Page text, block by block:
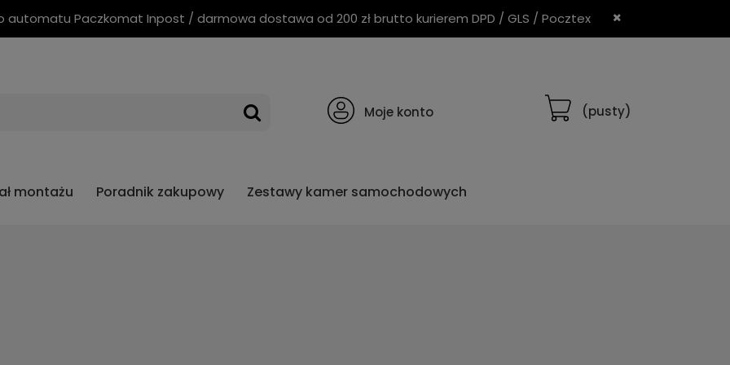
automatu Paczkomat Inpost / darmowa dostawa od 200 zł brutto kurierem DPD / GLS / Pocztex
Moje konto (pusty)
montażu Poradnik zakupowy Zestawy kamer samochodowych